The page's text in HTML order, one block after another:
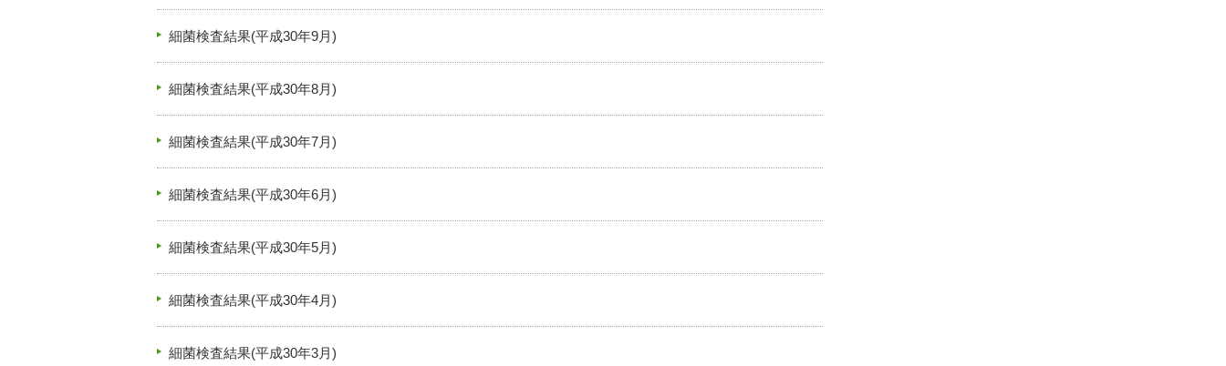
細菌検査結果(平成30年9月)
細菌検査結果(平成30年8月)
細菌検査結果(平成30年7月)
細菌検査結果(平成30年6月)
細菌検査結果(平成30年5月)
細菌検査結果(平成30年4月)
細菌検査結果(平成30年3月)